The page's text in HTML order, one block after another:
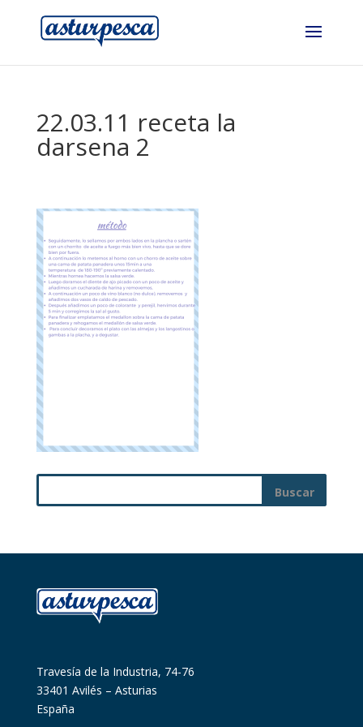
22.03.11 receta la
darsena 2
Travesía de la Industria, 74-76
33401 Avilés – Asturias
España